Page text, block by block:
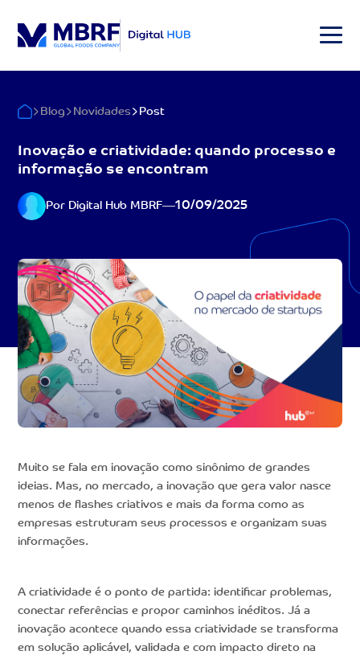
Blog Novidades Post
Inovação e criatividade: quando processo e
informação se encontram
Por Digital Hub MBRF 10/09/2025
Muito se fala em inovação como sinônimo de grandes
ideias. Mas, no mercado, a inovação que gera valor nasce
menos de flashes criativos e mais da forma como as
empresas estruturam seus processos e organizam suas
informações.
A criatividade é o ponto de partida: identificar problemas,
conectar referências e propor caminhos inéditos. Já a
inovação acontece quando essa criatividade se transforma
em solução aplicável, validada e com impacto direto na